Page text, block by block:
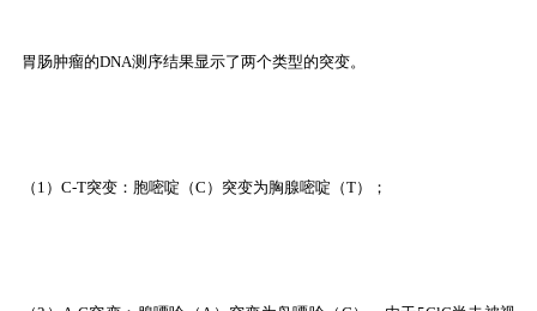
胃肠肿瘤的DNA测序结果显示了两个类型的突变。
（1）C-T突变：胞嘧啶（C）突变为胸腺嘧啶（T）；